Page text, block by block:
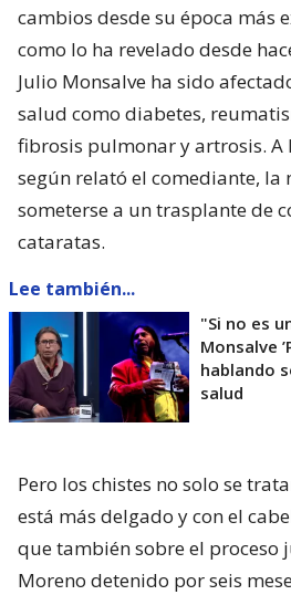
cambios desde su época más
como lo ha revelado desde
Julio Monsalve ha sido
salud como diabetes,
fibrosis pulmonar y artrosis. A
según relató el comediante, la
someterse a un trasplante de
cataratas.
Lee también...
"Si no es
Monsalve
hablando
salud
Pero los chistes no solo se
está más delgado y con el
que también sobre el proceso
Moreno detenido por seis